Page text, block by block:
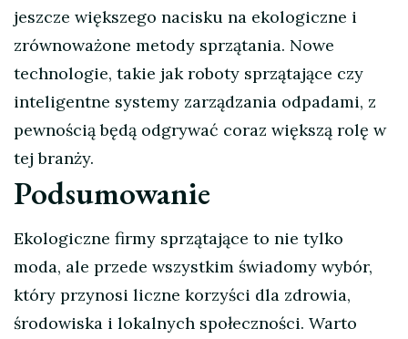
jeszcze większego nacisku na ekologiczne i
zrównoważone metody sprzątania. Nowe
technologie, takie jak roboty sprzątające czy
inteligentne systemy zarządzania odpadami, z
pewnością będą odgrywać coraz większą rolę w
tej branży.
Podsumowanie
Ekologiczne firmy sprzątające to nie tylko
moda, ale przede wszystkim świadomy wybór,
który przynosi liczne korzyści dla zdrowia,
środowiska i lokalnych społeczności. Warto